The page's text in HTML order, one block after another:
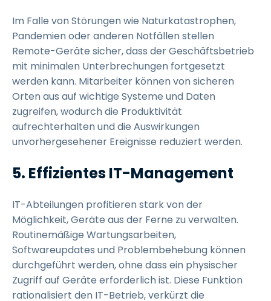
Im Falle von Störungen wie Naturkatastrophen,
Pandemien oder anderen Notfällen stellen
Remote-Geräte sicher, dass der Geschäftsbetrieb
mit minimalen Unterbrechungen fortgesetzt
werden kann. Mitarbeiter können von sicheren
Orten aus auf wichtige Systeme und Daten
zugreifen, wodurch die Produktivität
aufrechterhalten und die Auswirkungen
unvorhergesehener Ereignisse reduziert werden.
5. Effizientes IT-Management
IT-Abteilungen profitieren stark von der
Möglichkeit, Geräte aus der Ferne zu verwalten.
Routinemäßige Wartungsarbeiten,
Softwareupdates und Problembehebung können
durchgeführt werden, ohne dass ein physischer
Zugriff auf Geräte erforderlich ist. Diese Funktion
rationalisiert den IT-Betrieb, verkürzt die